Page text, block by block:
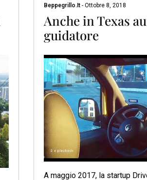
Beppegrillo.it -Ottobre 8, 2018
Anche in Texas
guidatore
A maggio 2017, la startup